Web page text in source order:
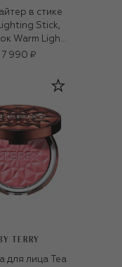
в стике
Stick,
Warm Light
(9g)
7 990 ₽
BY TERRY
для лица Tea